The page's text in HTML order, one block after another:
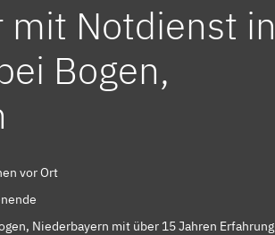
Notdienst in
Bogen,
vor Ort
Niederbayern mit über 15 Jahren Erfahrung